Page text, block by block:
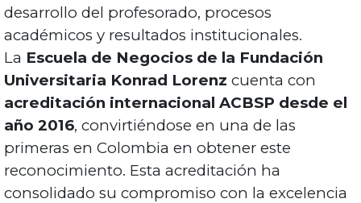
desarrollo del profesorado, procesos
académicos y resultados institucionales.
La Escuela de Negocios de la Fundación
Universitaria Konrad Lorenz cuenta con
acreditación internacional ACBSP desde el
año 2016, convirtiéndose en una de las
primeras en Colombia en obtener este
reconocimiento. Esta acreditación ha
consolidado su compromiso con la excelencia